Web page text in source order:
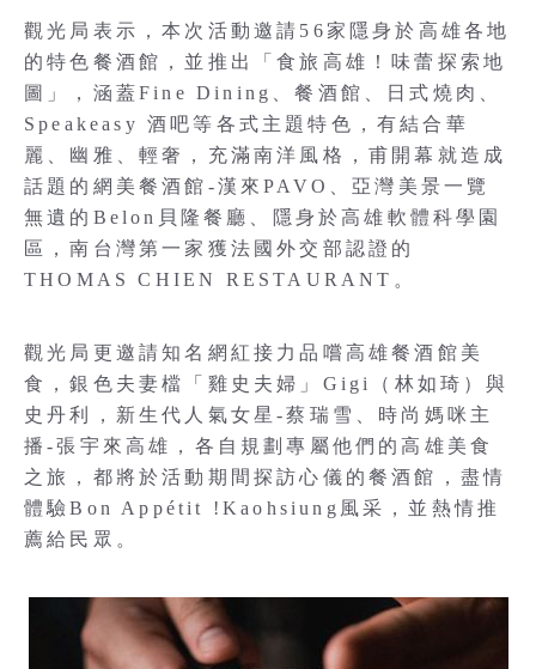
觀光局表示，本次活動邀請56家隱身於高雄各地
的特色餐酒館，並推出「食旅高雄！味蕾探索地
圖」，涵蓋Fine Dining、餐酒館、日式燒肉、
Speakeasy 酒吧等各式主題特色，有結合華
麗、幽雅、輕奢，充滿南洋風格，甫開幕就造成
話題的網美餐酒館-漢來PAVO、亞灣美景一覽
無遺的Belon貝隆餐廳、隱身於高雄軟體科學園
區，南台灣第一家獲法國外交部認證的
THOMAS CHIEN RESTAURANT。
觀光局更邀請知名網紅接力品嚐高雄餐酒館美
食，銀色夫妻檔「雞史夫婦」Gigi（林如琦）與
史丹利，新生代人氣女星-蔡瑞雪、時尚媽咪主
播-張宇來高雄，各自規劃專屬他們的高雄美食
之旅，都將於活動期間探訪心儀的餐酒館，盡情
體驗Bon Appétit !Kaohsiung風采，並熱情推
薦給民眾。